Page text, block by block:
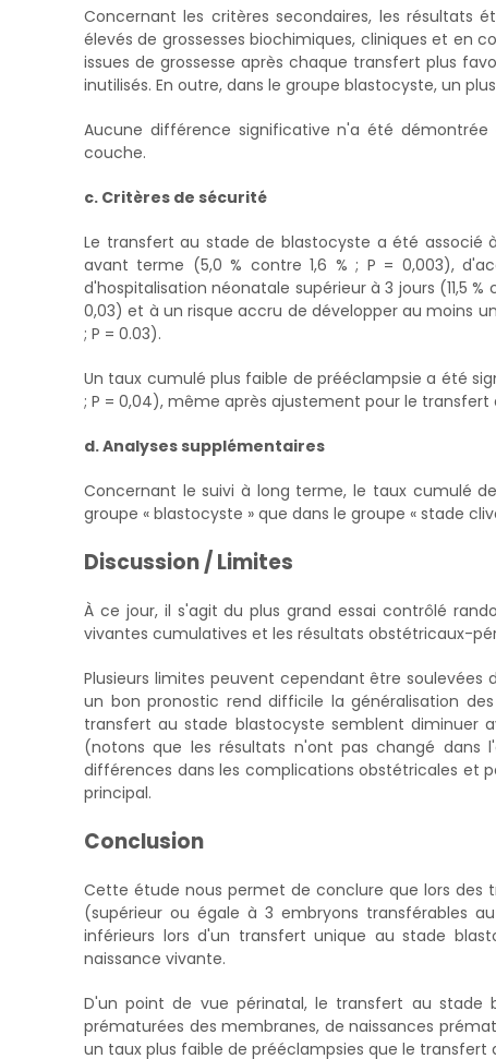
Concernant les critères secondaires, les résultats
élevés de grossesses biochimiques, cliniques et en
issues de grossesse après chaque transfert plus
inutilisés. En outre, dans le groupe blastocyste, un
Aucune différence significative n'a été
couche.
c. Critères de sécurité
Le transfert au stade de blastocyste a été
avant terme (5,0 % contre 1,6 % ; P = 0,003),
d'hospitalisation néonatale supérieur à 3 jours (11,5
0,03) et à un risque accru de développer au moins
; P = 0.03).
Un taux cumulé plus faible de prééclampsie a été
; P = 0,04), même après ajustement pour le transfert
d. Analyses supplémentaires
Concernant le suivi à long terme, le taux cumulé
groupe « blastocyste » que dans le groupe « stade
Discussion / Limites
À ce jour, il s'agit du plus grand essai contrôlé
vivantes cumulatives et les résultats obstétricaux-
Plusieurs limites peuvent cependant être
un bon pronostic rend difficile la généralisation
transfert au stade blastocyste semblent diminuer
(notons que les résultats n'ont pas changé dans
différences dans les complications obstétricales et
principal.
Conclusion
Cette étude nous permet de conclure que lors des
(supérieur ou égale à 3 embryons transférables
inférieurs lors d'un transfert unique au stade
naissance vivante.
D'un point de vue périnatal, le transfert au
prématurées des membranes, de naissances
un taux plus faible de prééclampsies que le transfert